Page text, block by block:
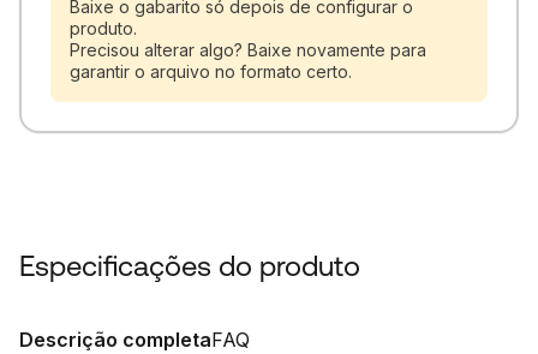
Baixe o gabarito só depois de configurar o
produto.
Precisou alterar algo? Baixe novamente para
garantir o arquivo no formato certo.
Especificações do produto
Descrição completaFAQ